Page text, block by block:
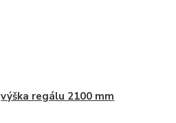
výška regálu 2100 mm